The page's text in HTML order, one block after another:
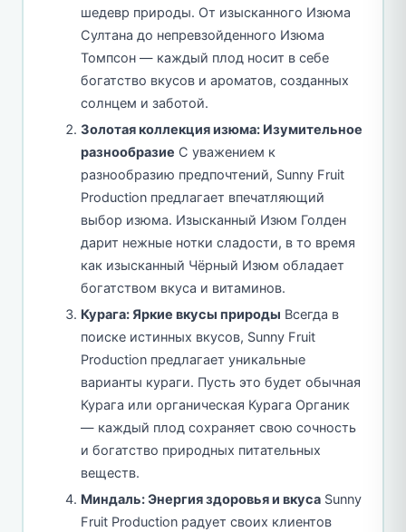
шедевр природы. От изысканного Изюма
Султана до непревзойденного Изюма
Томпсон — каждый плод носит в себе
богатство вкусов и ароматов, созданных
солнцем и заботой.
Золотая коллекция изюма: Изумительное
разнообразие С уважением к
разнообразию предпочтений, Sunny Fruit
Production предлагает впечатляющий
выбор изюма. Изысканный Изюм Голден
дарит нежные нотки сладости, в то время
как изысканный Чёрный Изюм обладает
богатством вкуса и витаминов.
Курага: Яркие вкусы природы Всегда в
поиске истинных вкусов, Sunny Fruit
Production предлагает уникальные
варианты кураги. Пусть это будет обычная
Курага или органическая Курага Органик
— каждый плод сохраняет свою сочность
и богатство природных питательных
веществ.
Миндаль: Энергия здоровья и вкуса Sunny
Fruit Production радует своих клиентов